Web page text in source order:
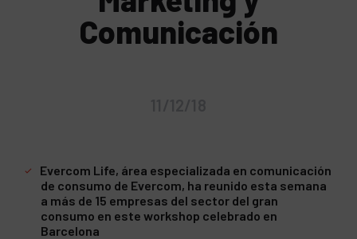
Comunicación
Evercom Life, área especializada en comunicación
de consumo de Evercom, ha reunido esta semana
a más de 15 empresas del sector del gran
consumo en este workshop celebrado en
Barcelona